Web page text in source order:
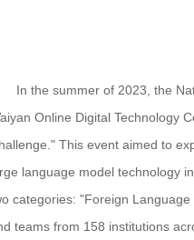
In the summer of 2023, the
Online Digital Technology
This event aimed to
language model technology
categories: "Foreign
teams from 158 institutions